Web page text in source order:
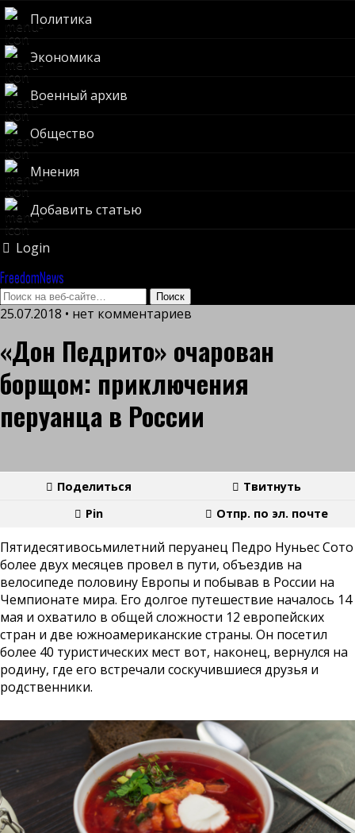
Политика
Экономика
Военный архив
Общество
Мнения
Добавить статью
Login
FreedomNews
25.07.2018 • нет комментариев
«Дон Педрито» очарован
борщом: приключения
перуанца в России
Поделиться
Твитнуть
Pin
Отпр. по эл. почте
Пятидесятивосьмилетний перуанец Педро Нуньес Сото
более двух месяцев провел в пути, объездив на
велосипеде половину Европы и побывав в России на
Чемпионате мира. Его долгое путешествие началось 14
мая и охватило в общей сложности 12 европейских
стран и две южноамериканские страны. Он посетил
более 40 туристических мест вот, наконец, вернулся на
родину, где его встречали соскучившиеся друзья и
родственники.